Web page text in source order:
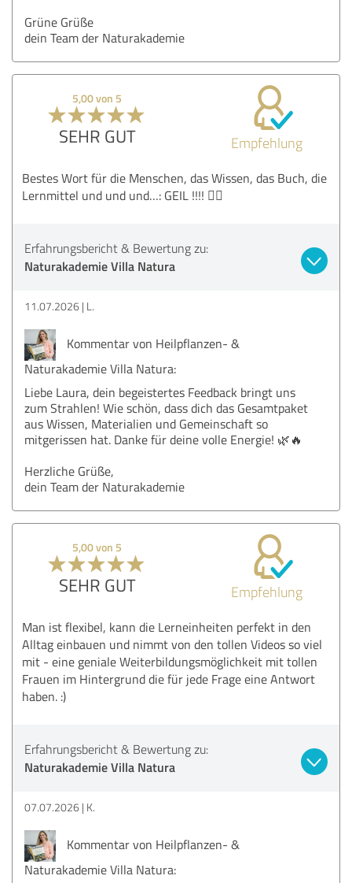
Grüne Grüße
dein Team der Naturakademie
5,00 von 5
SEHR GUT Empfehlung
Bestes Wort für die Menschen, das Wissen, das Buch, die
Lernmittel und und und…: GEIL !!!! ❤️‍🔥
Erfahrungsbericht & Bewertung zu:
Naturakademie Villa Natura
11.07.2026 L.
Kommentar von Heilpflanzen- &
Naturakademie Villa Natura:
Liebe Laura, dein begeistertes Feedback bringt uns
zum Strahlen! Wie schön, dass dich das Gesamtpaket
aus Wissen, Materialien und Gemeinschaft so
mitgerissen hat. Danke für deine volle Energie! 🌿🔥
Herzliche Grüße,
dein Team der Naturakademie
5,00 von 5
SEHR GUT Empfehlung
Man ist flexibel, kann die Lerneinheiten perfekt in den
Alltag einbauen und nimmt von den tollen Videos so viel
mit - eine geniale Weiterbildungsmöglichkeit mit tollen
Frauen im Hintergrund die für jede Frage eine Antwort
haben. :)
Erfahrungsbericht & Bewertung zu:
Naturakademie Villa Natura
07.07.2026 K.
Kommentar von Heilpflanzen- &
Naturakademie Villa Natura: